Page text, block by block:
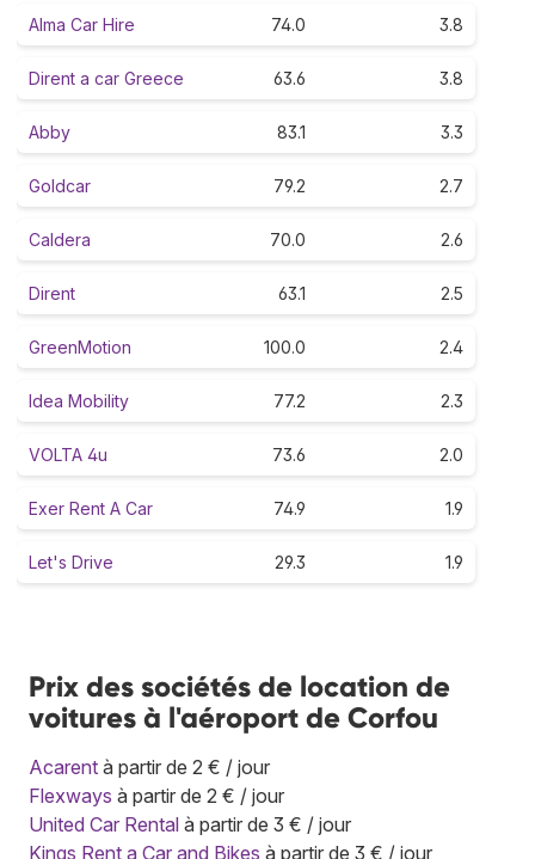
Alma Car Hire 74.0 3.8
Dirent a car Greece 63.6 3.8
Abby 83.1 3.3
Goldcar 79.2 2.7
Caldera 70.0 2.6
Dirent 63.1 2.5
GreenMotion 100.0 2.4
Idea Mobility 77.2 2.3
VOLTA 4u 73.6 2.0
Exer Rent A Car 74.9 1.9
Let's Drive 29.3 1.9
Prix des sociétés de location de
voitures à l'aéroport de Corfou
Acarent à partir de 2 € / jour
Flexways à partir de 2 € / jour
United Car Rental à partir de 3 € / jour
Kings Rent a Car and Bikes à partir de 3 € / jour